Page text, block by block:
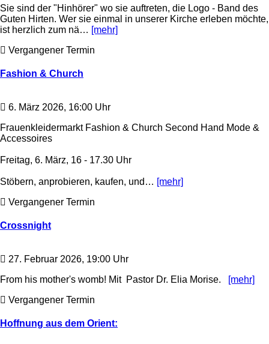
Sie sind der "Hinhörer" wo sie auftreten, die Logo - Band des
Guten Hirten. Wer sie einmal in unserer Kirche erleben möchte,
ist herzlich zum nä… [mehr]
Vergangener Termin
Fashion & Church
6. März 2026, 16:00 Uhr
Frauenkleidermarkt Fashion & Church Second Hand Mode &
Accessoires
Freitag, 6. März, 16 - 17.30 Uhr
Stöbern, anprobieren, kaufen, und… [mehr]
Vergangener Termin
Crossnight
27. Februar 2026, 19:00 Uhr
From his mother's womb! Mit Pastor Dr. Elia Morise.
[mehr]
Vergangener Termin
Hoffnung aus dem Orient: